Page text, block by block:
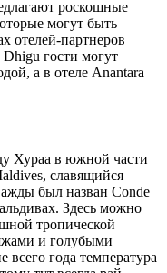
роскошные
могут быть
отелей-партнеров
Dhigu гости могут
а в отеле Anantara
Хураа в южной части
славящийся
был назван Conde
Здесь можно
тропической
и голубыми
года температура